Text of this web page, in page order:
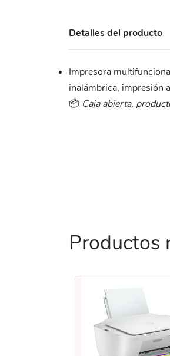
Detalles del producto
Impresora
inalámbrica, impresión
📦 Caja abierta,
Productos